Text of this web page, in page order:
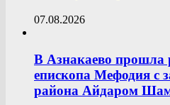
07.08.2026
В Азнакаево прошла
епископа Мефодия с
района Айдаром